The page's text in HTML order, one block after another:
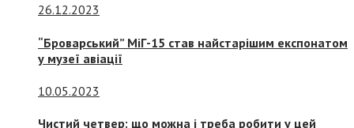
26.12.2023
“Броварський” МіГ-15 став найстарішим експонатом
у музеї авіації
10.05.2023
Чистий четвер: що можна і треба робити у цей